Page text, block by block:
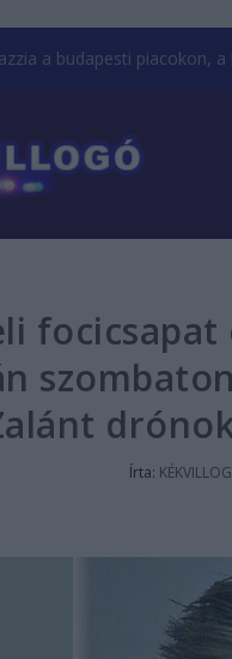
a budapesti piacokon,
Írta: